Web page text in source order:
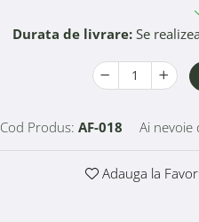
Durata de livrare:Se
Cod Produs: AF-018 Ai nevoie
Adauga la